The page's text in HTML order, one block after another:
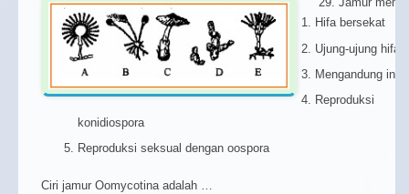
Hifa bersekat
Ujung-ujung hifa
Mengandung inti
Reproduksi
konidiospora
Reproduksi seksual dengan oospora
Ciri jamur Oomycotina adalah …